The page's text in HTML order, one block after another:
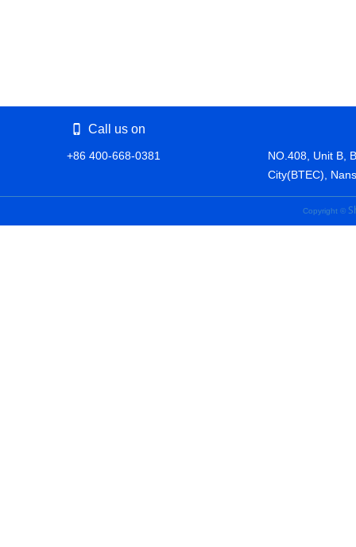
Copyright ©
Call us on
+86 400-668-0381
NO.408, Unit B,
City(BTEC),